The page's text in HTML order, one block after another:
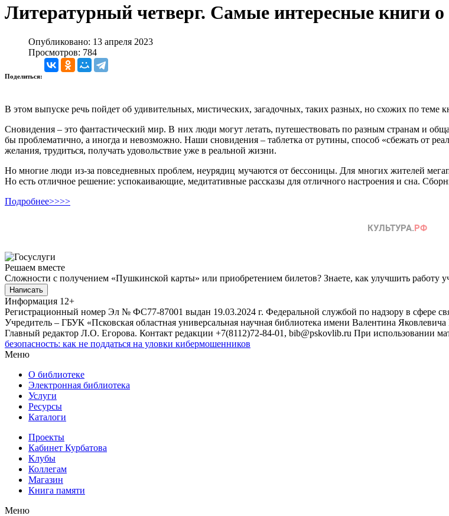
Литературный четверг. Самые интересные книги о
Опубликовано: 13 апреля 2023
Просмотров: 784
Поделиться:
В этом выпуске речь пойдет об удивительных, мистических, загадочных, таких разных, но схожих по теме
Сновидения – это фантастический мир. В них люди могут летать, путешествовать по разным странам и
бы проблематично, а иногда и невозможно. Наши сновидения – таблетка от рутины, способ «сбежать от
желания, трудиться, получать удовольствие уже в реальной жизни.
Но многие люди из-за повседневных проблем, неурядиц мучаются от бессоницы. Для многих жителей
Но есть отличное решение: успокаивающие, медитативные рассказы для отличного настроения и сна.
Подробнее>>>>
Решаем вместе
Сложности с получением «Пушкинской карты» или приобретением билетов? Знаете, как улучшить работу
Написать
Информация 12+
Регистрационный номер Эл № ФС77-87001 выдан 19.03.2024 г. Федеральной службой по надзору в сфере
Учредитель – ГБУК «Псковская областная универсальная научная библиотека имени Валентина Яковлевича
Главный редактор Л.О. Егорова. Контакт редакции +7(8112)72-84-01, bib@pskovlib.ru При использовании
безопасность: как не поддаться на уловки кибермошенников
Меню
О библиотеке
Электронная библиотека
Услуги
Ресурсы
Каталоги
Проекты
Кабинет Курбатова
Клубы
Коллегам
Магазин
Книга памяти
Меню